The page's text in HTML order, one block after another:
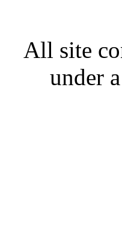
All site
under a